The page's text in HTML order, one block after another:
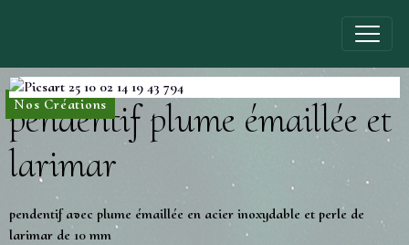
Nos Créations
pendentif plume émaillée et
larimar
pendentif avec plume émaillée en acier inoxydable et perle de
larimar de 10 mm